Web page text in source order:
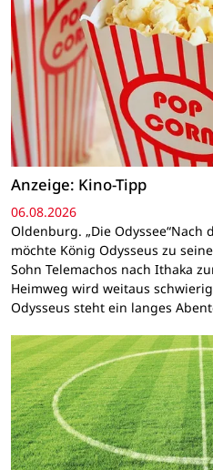
Anzeige: Kino-Tipp
06.08.2026
Oldenburg. „Die Odyssee“Nach
möchte König Odysseus zu
Sohn Telemachos nach Ithaka
Heimweg wird weitaus
Odysseus steht ein langes